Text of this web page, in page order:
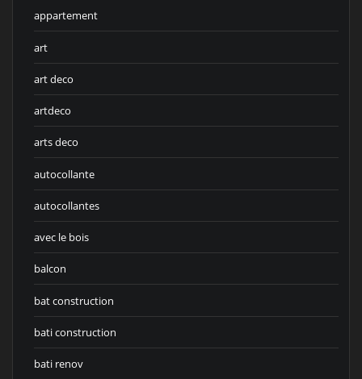
appartement
art
art deco
artdeco
arts deco
autocollante
autocollantes
avec le bois
balcon
bat construction
bati construction
bati renov